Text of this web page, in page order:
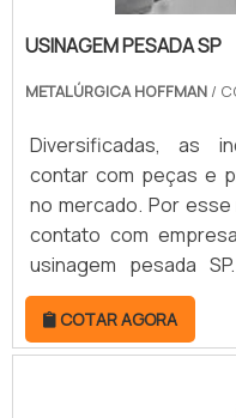
USINAGEM PESADA SP
METALÚRGICA HOFFMAN /
Diversificadas, as
contar com peças e
no mercado. Por
contato com
usinagem pesada
usinagem pesada são
elaboração em
robustos. Para
COTAR AGORA